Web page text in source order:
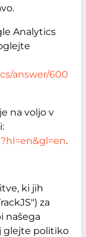
Analytics
answer/600
na voljo v
.
ki jih
za
našega
glejte politiko